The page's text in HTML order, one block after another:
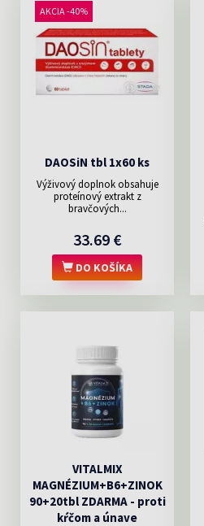
AKCIA -40%
DAOSiN tbl 1x60 ks
Výživový doplnok obsahuje
proteínový extrakt z
bravčových...
33.69 €
DO KOŠÍKA
VITALMIX
MAGNÉZIUM+B6+ZINOK
90+20tbl ZDARMA - proti
kŕčom a únave